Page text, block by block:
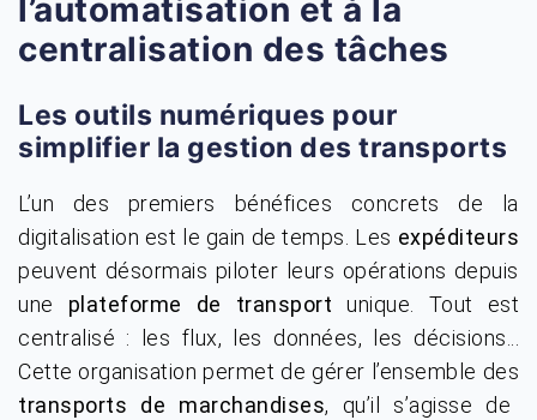
l’automatisation et à la
centralisation des tâches
Les outils numériques pour
simplifier la gestion des transports
L’un des premiers bénéfices concrets de la
digitalisation est le gain de temps. Les expéditeurs
peuvent désormais piloter leurs opérations depuis
une plateforme de transport unique. Tout est
centralisé : les flux, les données, les décisions...
Cette organisation permet de gérer l’ensemble des
transports de marchandises, qu’il s’agisse de